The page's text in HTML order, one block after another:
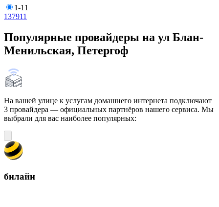
1-11
137911
Популярные провайдеры на ул Блан-
Менильская, Петергоф
На вашей улице к услугам домашнего интернета подключают
3 провайдера — официальных партнёров нашего сервиса. Мы
выбрали для вас наиболее популярных:
билайн